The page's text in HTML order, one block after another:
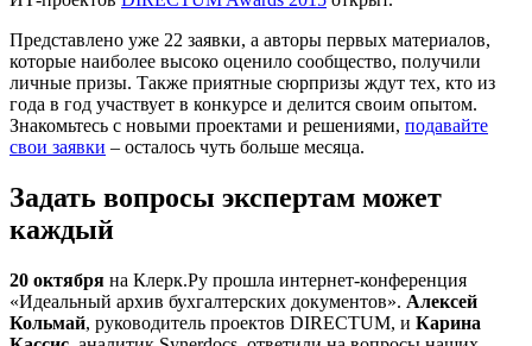
Представлено уже 22 заявки, а авторы первых материалов,
которые наиболее высоко оценило сообщество, получили
личные призы. Также приятные сюрпризы ждут тех, кто из
года в год участвует в конкурсе и делится своим опытом.
Знакомьтесь с новыми проектами и решениями, подавайте
свои заявки – осталось чуть больше месяца.
Задать вопросы экспертам может
каждый
20 октября на Клерк.Ру прошла интернет-конференция
«Идеальный архив бухгалтерских документов». Алексей
Кольмай, руководитель проектов DIRECTUM, и Карина